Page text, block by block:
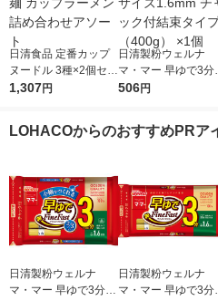
日清食品 定番カップ
ヌードル 3種×2個セッ
ト カップ麺 カップラ
1,307円
日清製粉ウェルナ
マ・マー 早ゆで3分
パゲティ2/3サイズ1.6
506円
LOHACOからのおすすめPRア
日清製粉ウェルナ
マ・マー 早ゆで3分ス
日清製粉ウェルナ
マ・マー 早ゆで3分